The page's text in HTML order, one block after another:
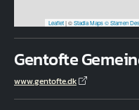
Leaflet|©Stadia Maps© Stamen
Gentofte
www.gentofte.dk